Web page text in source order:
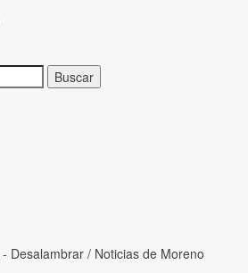
- Desalambrar / Noticias de Moreno